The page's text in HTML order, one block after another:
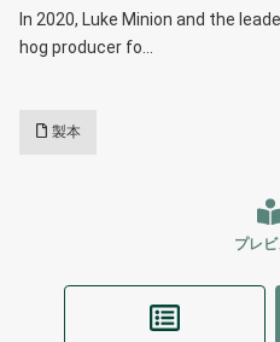
In 2020, Luke Minion and the
hog producer fo…
製本
プレ